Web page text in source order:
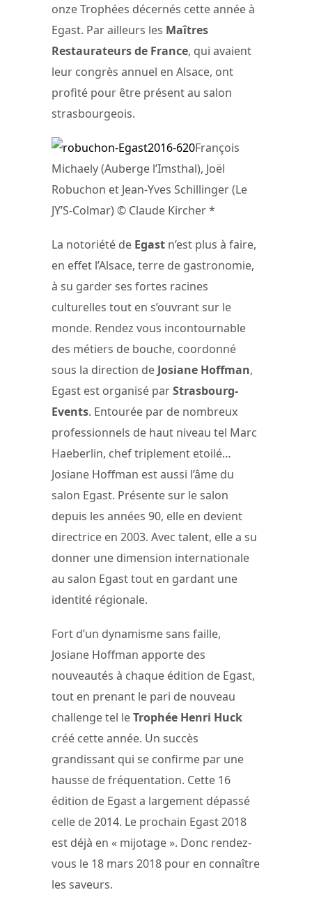
onze Trophées décernés cette année à
Egast. Par ailleurs les Maîtres
Restaurateurs de France, qui avaient
leur congrès annuel en Alsace, ont
profité pour être présent au salon
strasbourgeois.
François
Michaely (Auberge l’Imsthal), Joël
Robuchon et Jean-Yves Schillinger (Le
JY’S-Colmar) © Claude Kircher *
La notoriété de Egast n’est plus à faire,
en effet l’Alsace, terre de gastronomie,
à su garder ses fortes racines
culturelles tout en s’ouvrant sur le
monde. Rendez vous incontournable
des métiers de bouche, coordonné
sous la direction de Josiane Hoffman,
Egast est organisé parStrasbourg-
Events. Entourée par de nombreux
professionnels de haut niveau tel Marc
Haeberlin, chef triplement etoilé…
Josiane Hoffman est aussi l’âme du
salon Egast. Présente sur le salon
depuis les années 90, elle en devient
directrice en 2003. Avec talent, elle a su
donner une dimension internationale
au salon Egast tout en gardant une
identité régionale.
Fort d’un dynamisme sans faille,
Josiane Hoffman apporte des
nouveautés à chaque édition de Egast,
tout en prenant le pari de nouveau
challenge tel leTrophée Henri Huck
créé cette année. Un succès
grandissant qui se confirme par une
hausse de fréquentation. Cette 16
édition de Egast a largement dépassé
celle de 2014. Le prochain Egast 2018
est déjà en « mijotage ». Donc rendez-
vous le 18 mars 2018 pour en connaître
les saveurs.